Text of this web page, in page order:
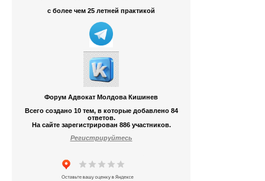
с более чем 25 летней практикой
Форум Адвокат Молдова Кишинев
Всего создано 10 тем, в которые добавлено 84
ответов.
На сайте зарегистрирован 886 участников.
Регистрируйтесь